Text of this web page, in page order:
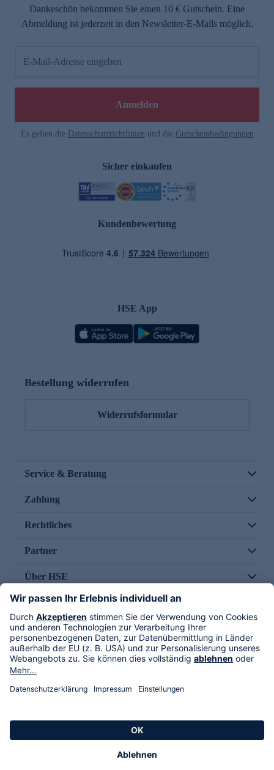
Dankeschön bekommen Sie einen 10 € Gutschein. Eine
Abmeldung ist jederzeit in den Newsletter-E-Mails möglich.
E-Mail-Adresse eingeben
Anmelden
Es gelten die Datenschutzrichtlinien und die Gutscheinbedingungen
Sicher einkaufen
Kundenbewertung
HSE App
Bestellung widerrufen
Widerrufsformular
Service & Beratung
Zahlung
Rechtliches
Partner
Über HSE
Im TV
HSE International